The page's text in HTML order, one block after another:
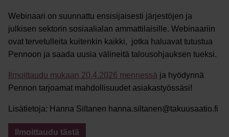
Webinaari on suunnattu ensisijaisesti järjestöjen ja
julkisen sektorin sosiaalialan ammattilaisille. Webinaariin
ovat tervetulleita kuitenkin kaikki, jotka haluavat tutustua
Pennoon ja saada uusia välineitä talousohjauksen tueksi.
Ilmoittaudu mukaan 20.4.2026 mennessä ja hyödynnä
Pennon tarjoamat mahdollisuudet asiakastyössäsi!
Lisätietoja: Hanna Siltanen hanna.siltanen@takuusaatio.fi
Ilmoittaudu tästä